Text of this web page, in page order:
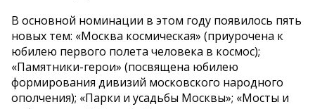
В основной номинации в этом году появилось пять
новых тем: «Москва космическая» (приурочена к
юбилею первого полета человека в космос);
«Памятники-герои» (посвящена юбилею
формирования дивизий московского народного
ополчения); «Парки и усадьбы Москвы»; «Мосты и